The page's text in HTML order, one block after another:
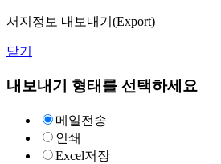
서지정보 내보내기(Export)
닫기
내보내기 형태를 선택하세요
메일전송
인쇄
Excel저장